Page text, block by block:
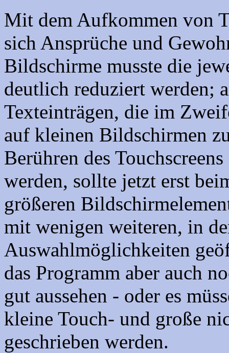
Mit dem Aufkommen von
sich Ansprüche und
Bildschirme musste die
deutlich reduziert werden;
Texteinträgen, die im
auf kleinen Bildschirmen
Berühren des
werden, sollte jetzt erst
größeren
mit wenigen weiteren, in
Auswahlmöglichkeiten
das Programm aber auch
gut aussehen - oder es
kleine Touch- und große
geschrieben werden.